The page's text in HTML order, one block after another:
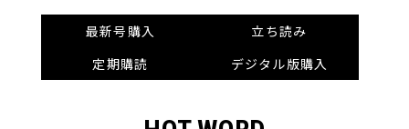
最新号購入
立ち読み
定期購読
デジタル版購入